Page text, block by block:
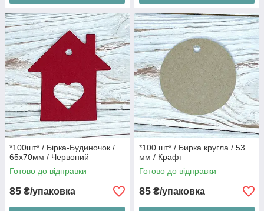
*100шт* / Бірка-Будиночок /
65х70мм / Червоний
Готово до відправки
85 ₴/упаковка
*100 шт* / Бирка кругла / 53
мм / Крафт
Готово до відправки
85 ₴/упаковка